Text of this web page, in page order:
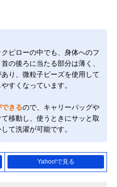
ピローの中でも、身体へのフ
の後ろに当たる部分は薄く、
り、微粒子ビーズを使用して
すくなっています。
きるので、キャリーバッグや
移動し、使うときにサッと取
て洗濯が可能です。
Yahoo!で見る